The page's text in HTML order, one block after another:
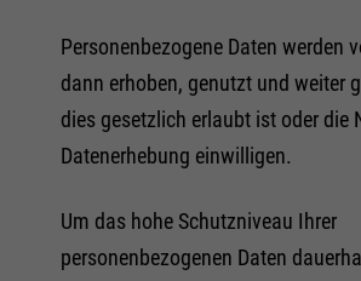
Personenbezogene Daten werden
dann erhoben, genutzt und weiter
dies gesetzlich erlaubt ist oder die
Datenerhebung einwilligen.
Um das hohe Schutzniveau Ihrer
personenbezogenen Daten